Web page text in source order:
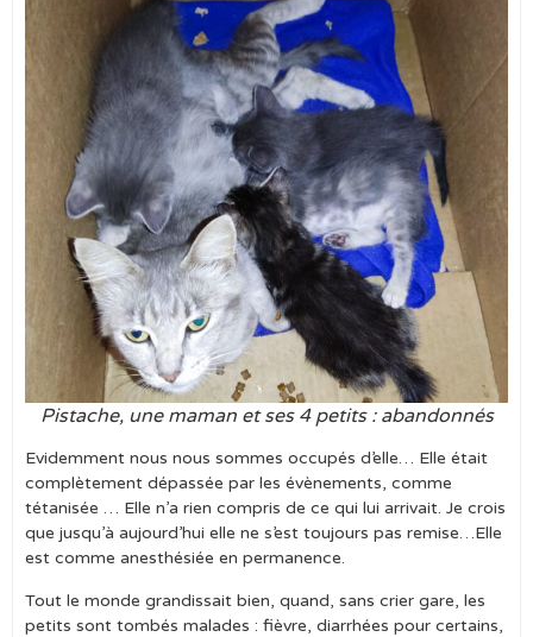
Pistache, une maman et ses 4 petits : abandonnés
Evidemment nous nous sommes occupés d’elle… Elle était
complètement dépassée par les évènements, comme
tétanisée … Elle n’a rien compris de ce qui lui arrivait. Je crois
que jusqu’à aujourd’hui elle ne s’est toujours pas remise…Elle
est comme anesthésiée en permanence.
Tout le monde grandissait bien, quand, sans crier gare, les
petits sont tombés malades : fièvre, diarrhées pour certains,